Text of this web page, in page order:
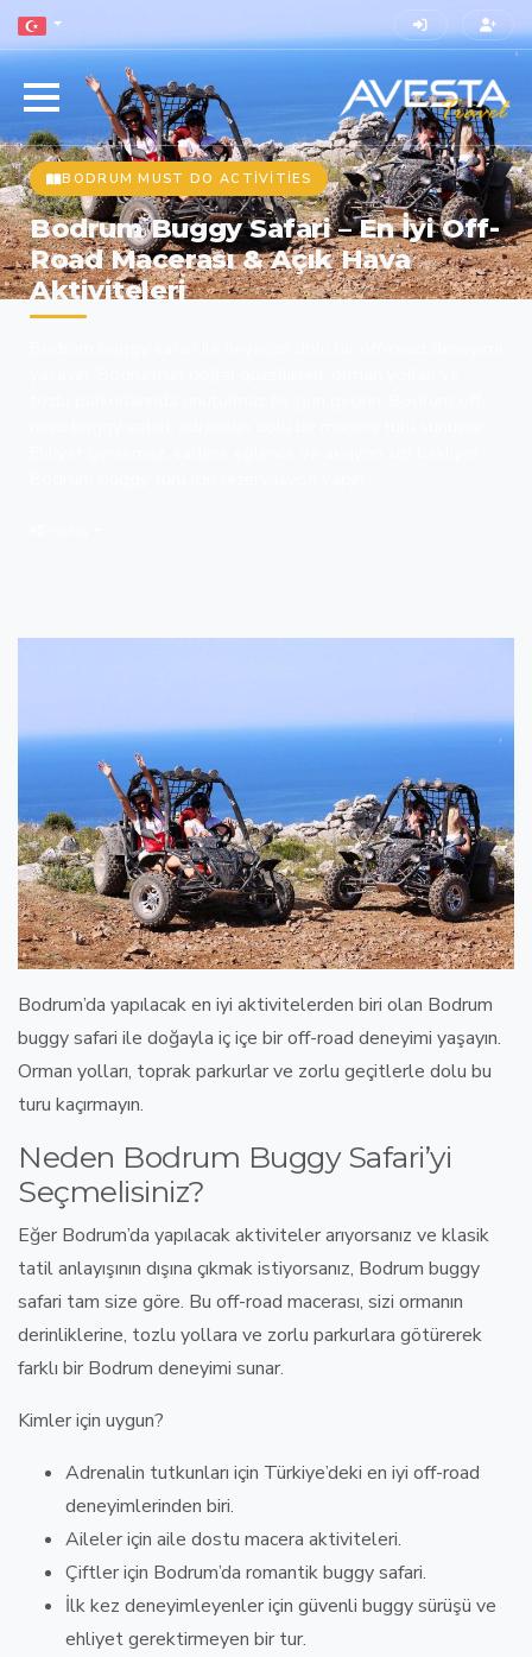
BODRUM MUST DO ACTIVITIES
Bodrum Buggy Safari – En İyi Off-
Road Macerası & Açık Hava
Aktiviteleri
Bodrum’da yapılacak en iyi aktivitelerden biri olan Bodrum
buggy safari ile doğayla iç içe biroff-road deneyimi yaşayın.
Orman yolları, toprak parkurlar ve zorlu geçitlerle dolu bu
turu kaçırmayın.
Neden Bodrum Buggy Safari’yi
Seçmelisiniz?
Eğer Bodrum’da yapılacak aktivitelerarıyorsanız ve klasik
tatil anlayışının dışına çıkmak istiyorsanız, Bodrum buggy
safari tam size göre. Bu off-road macerası, sizi ormanın
derinliklerine, tozlu yollara ve zorlu parkurlara götürerek
farklı bir Bodrum deneyimi sunar.
Kimler için uygun?
Adrenalin tutkunları için Türkiye’deki en iyi off-road
deneyimlerinden biri.
Aileleriçin aile dostu macera aktiviteleri.
Çiftleriçin Bodrum’da romantik buggy safari.
İlk kez deneyimleyenleriçin güvenli buggy sürüşü ve
ehliyet gerektirmeyen bir tur.